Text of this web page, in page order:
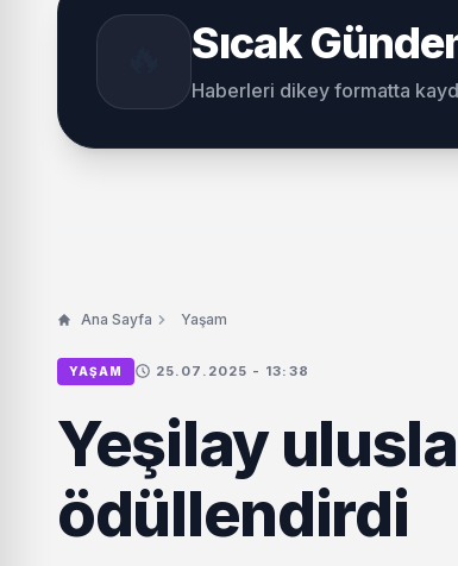
Sıcak
Haberleri dikey formatta
Ana Sayfa Yaşam
YAŞAM 25.07.2025 - 13:38
Yeşilay
ödüllendirdi